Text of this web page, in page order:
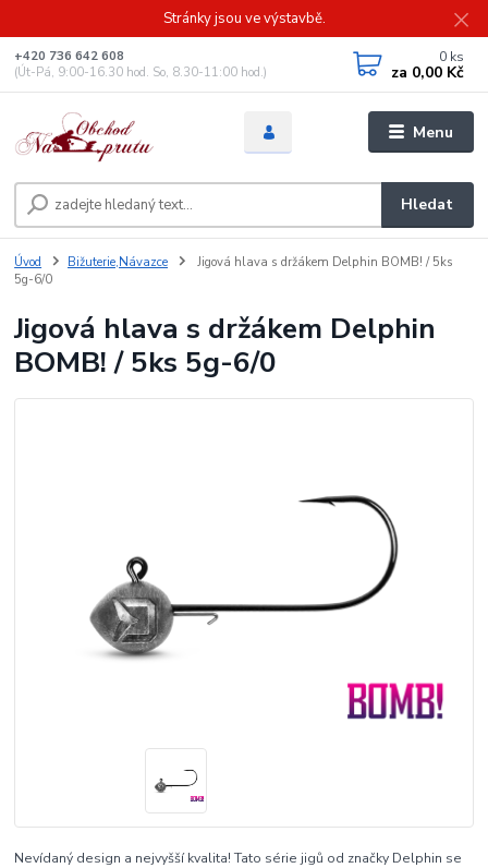
Stránky jsou ve výstavbě.
Menu
Hledat
+420 736 642 608
(Út-Pá, 9:00-16.30 hod. So, 8.30-11:00 hod.)
0 ks
za 0,00 Kč
Úvod Bižuterie,Návazce
Jigová hlava s držákem Delphin BOMB! / 5ks
5g-6/0
Jigová hlava s držákem Delphin
BOMB! / 5ks 5g-6/0
Nevídaný design a nejvyšší kvalita! Tato série jigů od značky Delphin se